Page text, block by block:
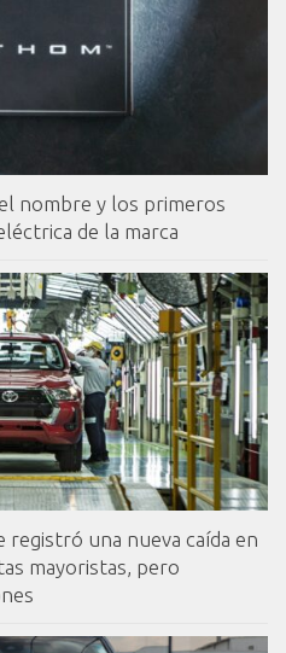
nombre y los primeros
de la marca
registró una nueva caída en
mayoristas, pero